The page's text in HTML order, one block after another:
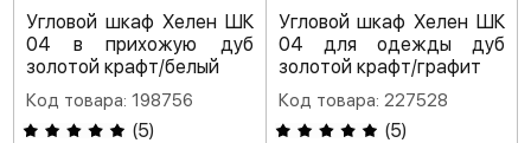
Угловой шкаф Хелен ШК
04 в прихожую дуб
золотой крафт/белый
Код товара: 198756
(5)
Угловой шкаф Хелен ШК
04 для одежды дуб
золотой крафт/графит
Код товара: 227528
(5)